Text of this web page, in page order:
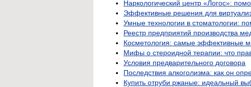
Наркологический центр «Логос»:
Эффективные решения для
Умные технологии в стоматологии:
Реестр предприятий производства
Косметология: самые эффективные
Мифы о стероидной терапии: что
Условия предварительного договора
Последствия алкоголизма: как он
Купить отруби ржаные: идеальный